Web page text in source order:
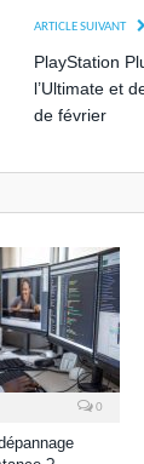
ARTICLE SUIVANT
PlayStation
l’Ultimate et
de février
0